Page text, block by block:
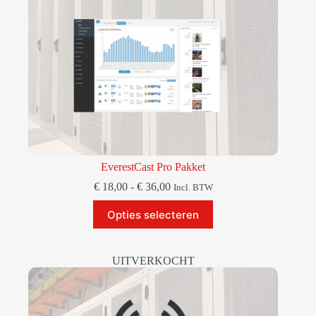
EverestCast Pro Pakket
€18,00 - €36,00Prijsklasse:
€ 18,00
tot
Incl. BTW
Opties selecteren
product
heeft
variaties.
Deze
gekozen
UITVERKOCHT